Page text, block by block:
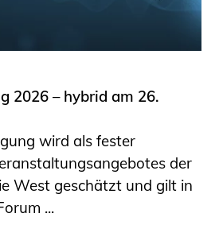
2026 – hybrid am 26.
wird als fester
der
West geschätzt und gilt in
...